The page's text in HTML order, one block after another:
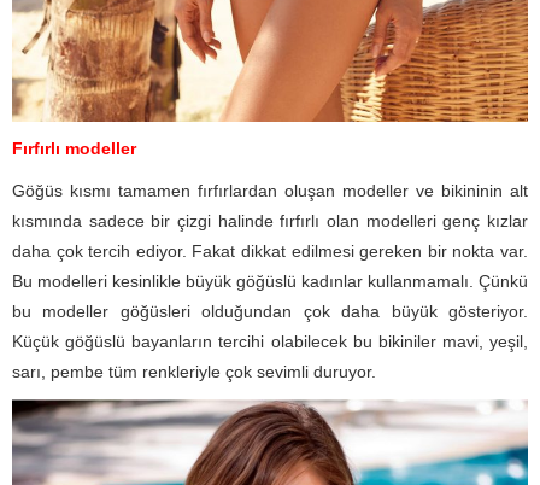
Fırfırlı modeller
Göğüs kısmı tamamen fırfırlardan oluşan modeller ve bikininin alt
kısmında sadece bir çizgi halinde fırfırlı olan modelleri genç kızlar
daha çok tercih ediyor. Fakat dikkat edilmesi gereken bir nokta var.
Bu modelleri kesinlikle büyük göğüslü kadınlar kullanmamalı. Çünkü
bu modeller göğüsleri olduğundan çok daha büyük gösteriyor.
Küçük göğüslü bayanların tercihi olabilecek bu bikiniler mavi, yeşil,
sarı, pembe tüm renkleriyle çok sevimli duruyor.